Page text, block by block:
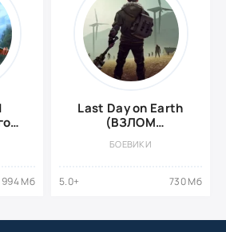
994 Мб
Last Day on Earth
(ВЗЛОМ
меню)
БОЕВИКИ
5.0+ 730 Мб